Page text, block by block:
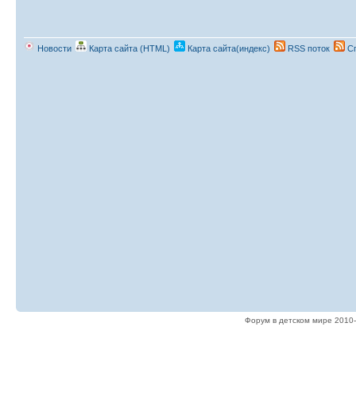
Новости Карта сайта (HTML) Карта сайта(индекс) RSS поток
Форум в детском мире